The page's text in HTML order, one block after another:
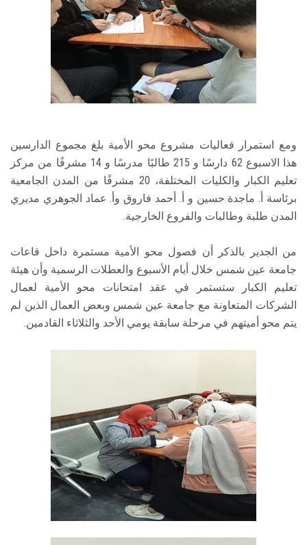
ومع استمرار فعاليات مشروع محو الأمية بلغ مجموع الدارسين
هذا الاسبوع 62 دارسًا و 215 طالبًا مدرسًا و 14 مشرفًا من مركز
تعليم الكبار والكليات المختلفة، 20 مشرفًا من المدن الجامعية
برئاسة أ. ماجدة حسين و أ. أحمد فاروق وأ. عماد الجوهري مديري
المدن طلبة وطالبات والفروع الخارجية.
من الجدير بالذكر أن فصول محو الأمية مستمرة داخل قاعات
جامعة عين شمس خلال أيام الأسبوع والعطلات الرسمية وأن هيئة
تعليم الكبار ستستمر في عقد امتحانات محو الأمية لعمال
الشركات المتعاونة مع جامعة عين شمس وبعض العمال الذين لم
يتم محو أميتهم في مرحلة سابقة يومي الأحد والثلاثاء القادمين.